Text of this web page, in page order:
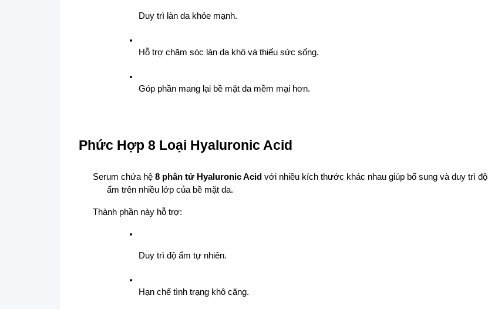
Duy trì làn da khỏe mạnh.
Hỗ trợ chăm sóc làn da khô và thiếu sức sống.
Góp phần mang lại bề mặt da mềm mại hơn.
Phức Hợp 8 Loại Hyaluronic Acid
Serum chứa hệ 8 phân tử Hyaluronic Acid với nhiều kích thước khác nhau giúp bổ sung và duy trì độ
ẩm trên nhiều lớp của bề mặt da.
Thành phần này hỗ trợ:
Duy trì độ ẩm tự nhiên.
Hạn chế tình trạng khô căng.